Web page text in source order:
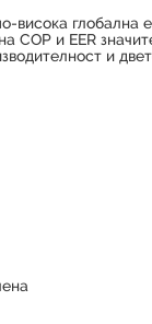
висока
и EER
и